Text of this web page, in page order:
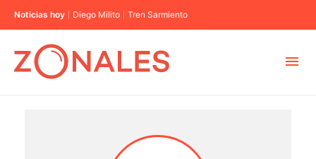
Noticias hoy Diego Milito Tren Sarmiento